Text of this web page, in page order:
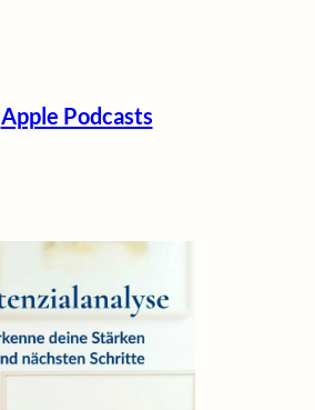
Apple Podcasts